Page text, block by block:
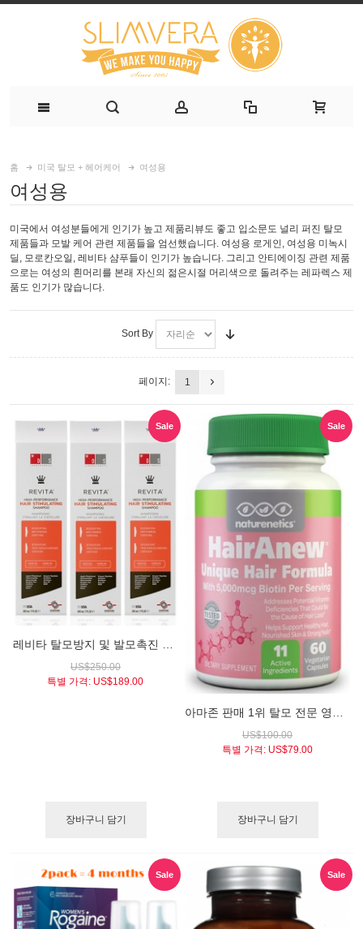
홈 미국 탈모 + 헤어케어 여성용
여성용
미국에서 여성분들에게 인기가 높고 제품리뷰도 좋고 입소문도 널리 퍼진 탈모
제품들과 모발 케어 관련 제품들을 엄선했습니다. 여성용 로게인, 여성용 미녹시
딜, 모로칸오일, 레비타 샴푸들이 인기가 높습니다. 그리고 안티에이징 관련 제품
으로는 여성의 흰머리를 본래 자신의 젊은시절 머리색으로 돌려주는 레파렉스 제
품도 인기가 많습니다.
Sort By
페이지: 1
Sale
레비타 탈모방지 및 발모촉진 샴푸 대용량 615ml 트리플 패키지 (DS Laboratories Revita™ Hair Stimulating Shampoo)
US$250.00
특별 가격: US$189.00
장바구니 담기
Sale
US$100.00
특별 가격: US$79.00
장바구니 담기
Sale Sale